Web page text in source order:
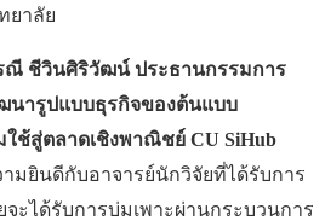
ยาลัย
ณี ชีวินศิริวัฒน์ ประธานกรรมการ
นารูปแบบธุรกิจของต้นแบบ
ช้สู่ตลาดเชิงพาณิชย์ CU SiHub
มยินดีกับอาจารย์นักวิจัยที่ได้รับการ
จะได้รับการบ่มเพาะผ่านกระบวนการ